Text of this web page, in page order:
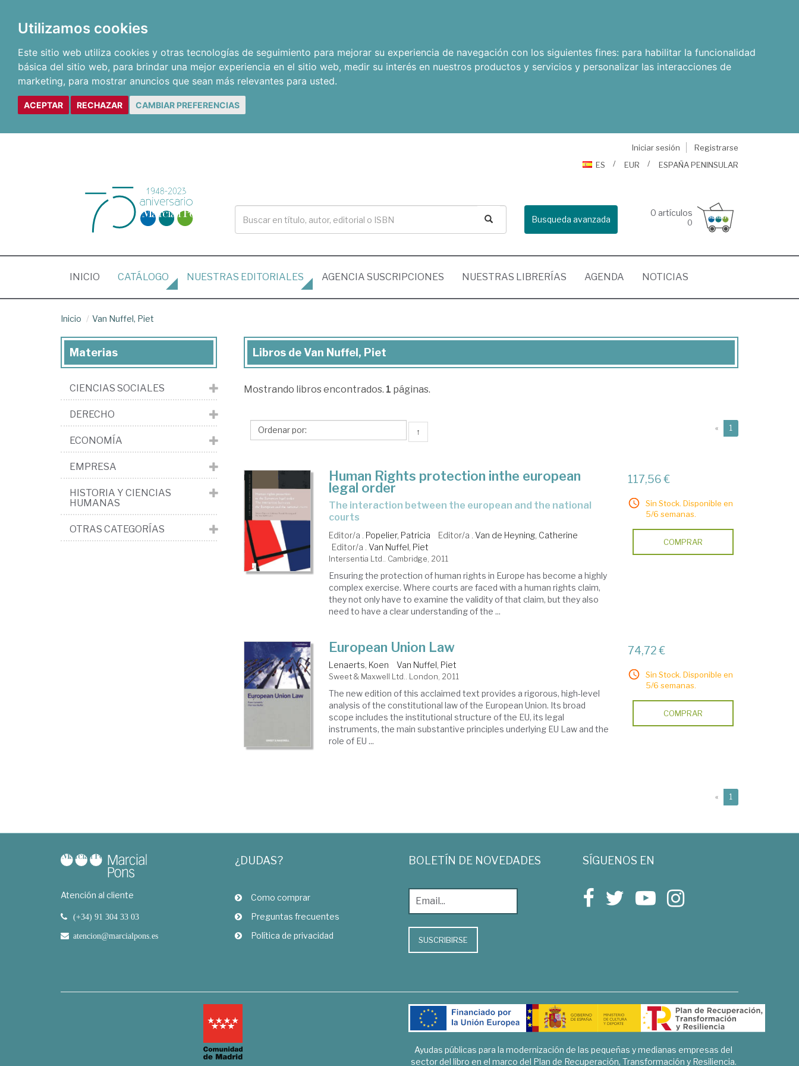
Utilizamos cookies
Este sitio web utiliza cookies y otras tecnologías de seguimiento para mejorar su experiencia de navegación con los siguientes fines: para habilitar la funcionalidad
básica del sitio web, para brindar una mejor experiencia en el sitio web, medir su interés en nuestros productos y servicios y personalizar las interacciones de
marketing, para mostrar anuncios que sean más relevantes para usted.
ACEPTAR RECHAZAR CAMBIAR PREFERENCIAS
Iniciar sesión
Registrarse
ES
EUR ESPAÑA PENINSULAR
Busqueda avanzada
0 artículos
0
INICIO (CURRENT)
CATÁLOGO NUESTRAS EDITORIALES AGENCIA SUSCRIPCIONES NUESTRAS LIBRERÍAS AGENDA NOTICIAS
Inicio Van Nuffel, Piet
Libros
Van
Piet
Libros de Van Nuffel, Piet
Mostrando libros encontrados. 1 páginas.
↑ « 1
Human Rights protection inthe european
legal order
the interaction between the european and the national
courts
Editor/a . Popelier, Patricia Editor/a .Van de Heyning, Catherine
Editor/a .Van Nuffel, Piet
Intersentia Ltd.. Cambridge, 2011
Ensuring the protection of human rights in Europe has become a highly
complex exercise. Where courts are faced with a human rights claim,
they not only have to examine the validity of that claim, but they also
need to have a clear understanding of the ...
117,56 €
Sin Stock. Disponible en
5/6 semanas.
COMPRAR
European Union Law
Lenaerts, Koen Van Nuffel, Piet
Sweet & Maxwell Ltd.. London, 2011
The new edition of this acclaimed text provides a rigorous, high-level
analysis of the constitutional law of the European Union. Its broad
scope includes the institutional structure of the EU, its legal
instruments, the main substantive principles underlying EU Law and the
role of EU ...
74,72 €
Sin Stock. Disponible en
5/6 semanas.
COMPRAR
« 1
Materias
CIENCIAS SOCIALES
DERECHO
ECONOMÍA
EMPRESA
HISTORIA Y CIENCIAS
HUMANAS
OTRAS CATEGORÍAS
Atención al cliente
(+34) 91 304 33 03
atencion@marcialpons.es
¿DUDAS?
Como comprar
Preguntas frecuentes
Política de privacidad
BOLETÍN DE NOVEDADES
SUSCRIBIRSE
SÍGUENOS EN
Ayudas públicas para la modernización de las pequeñas y medianas empresas del
sector del libro en el marco del Plan de Recuperación, Transformación y Resiliencia.